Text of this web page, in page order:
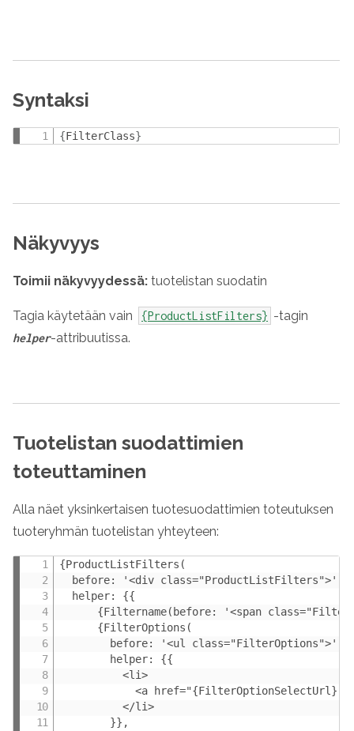
Syntaksi
{FilterClass}
Näkyvyys
Toimii näkyvyydessä: tuotelistan suodatin
Tagia käytetään vain {ProductListFilters} -tagin
helper-attribuutissa.
Tuotelistan suodattimien
toteuttaminen
Alla näet yksinkertaisen tuotesuodattimien toteutuksen
tuoteryhmän tuotelistan yhteyteen:
{ProductListFilters(
  before: '<div class="ProductListFilters">',
  helper: {{
{Filtername(before: '<span
      {FilterOptions(
        before: '<ul class="FilterOptions">',
        helper: {{
          <li>
<a
          </li>
        }},